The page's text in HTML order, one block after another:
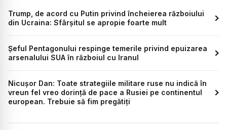
Trump, de acord cu Putin privind încheierea războiului
din Ucraina: Sfârșitul se apropie foarte mult
Șeful Pentagonului respinge temerile privind epuizarea
arsenalului SUA în războiul cu Iranul
Nicușor Dan: Toate strategiile militare ruse nu indică în
vreun fel vreo dorință de pace a Rusiei pe continentul
european. Trebuie să fim pregătiți